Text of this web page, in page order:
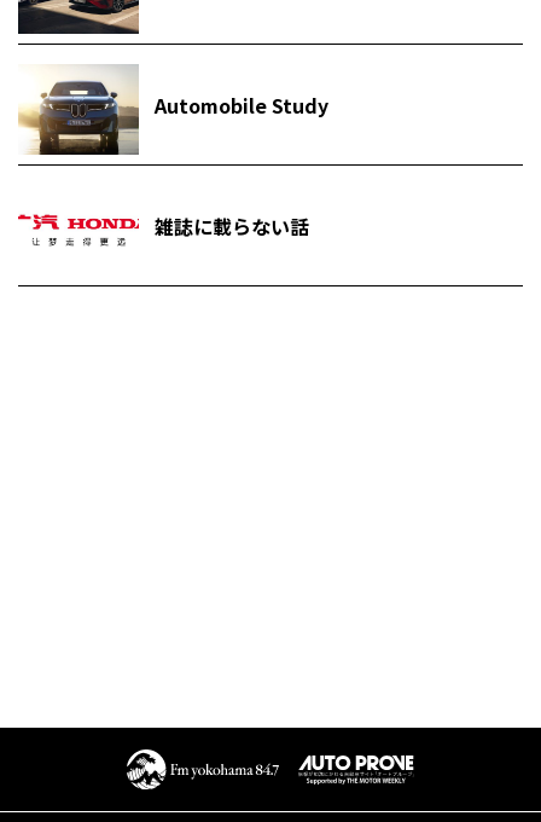
Automobile Study
雑誌に載らない話